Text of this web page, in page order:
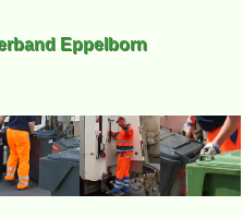
Eppelborn